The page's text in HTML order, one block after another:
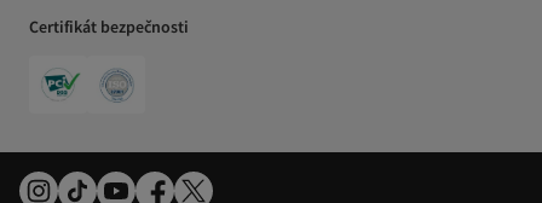
Certifikát bezpečnosti